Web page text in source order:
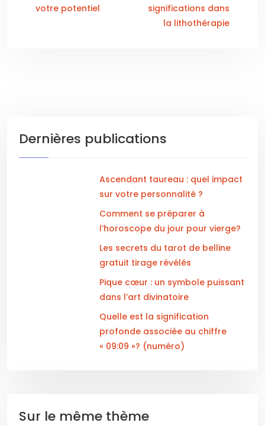
votre potentiel
significations dans
la lithothérapie
Dernières publications
Ascendant taureau : quel impact
sur votre personnalité ?
Comment se préparer à
l’horoscope du jour pour vierge?
Les secrets du tarot de belline
gratuit tirage révélés
Pique cœur : un symbole puissant
dans l’art divinatoire
Quelle est la signification
profonde associée au chiffre
« 09:09 »? (numéro)
Sur le même thème